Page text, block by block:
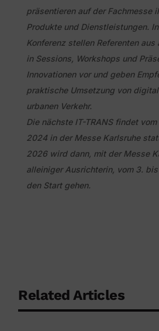
präsentieren auf der Fachmesse
Produkte und Dienstleistungen.
Konferenz stellen Referenten
in Sessions, Workshops und
Innovationen vor und geben
praktische Umsetzung von
urbanen Verkehr.
Die nächste IT-TRANS findet
2024 in der Messe Karlsruhe
2026 wird dann, mit der Messe
alleiniger Ausrichterin, vom 3.
den Start gehen.
Related Articles